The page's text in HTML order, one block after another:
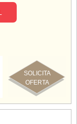
SOLICITA
OFERTA